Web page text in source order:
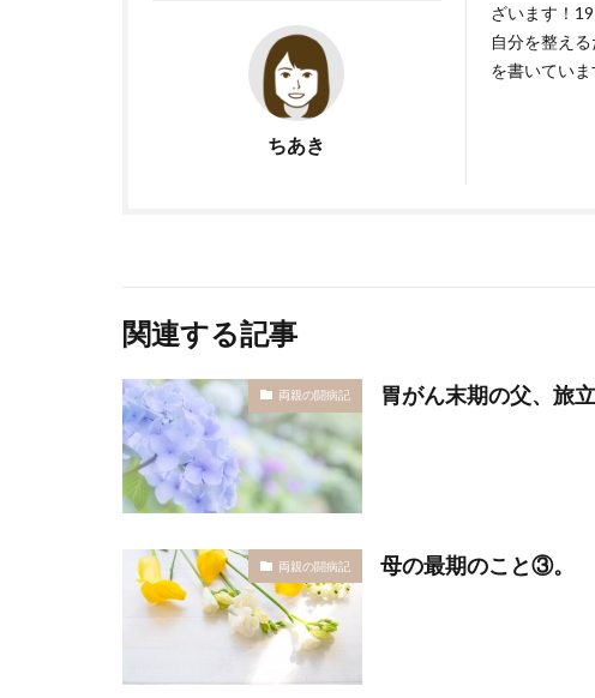
ちあき
ざいます！
自分を整え
を書いていま
関連する記事
両親の闘病記 胃がん末期の父、旅立
両親の闘病記 母の最期のこと③。